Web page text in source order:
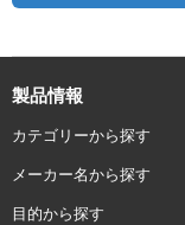
製品情報
カテゴリーから探す
メーカー名から探す
目的から探す